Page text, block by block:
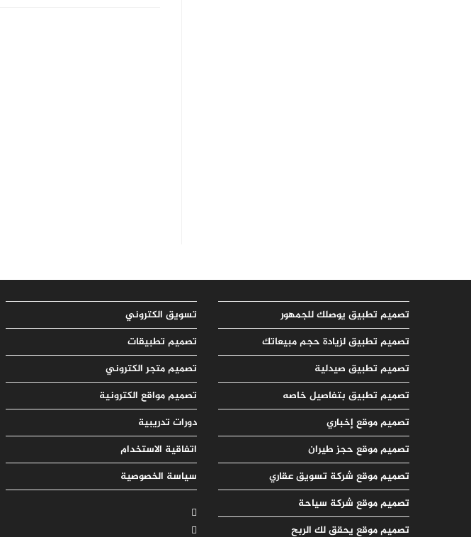
تسويق الكتروني
تصميم تطبيقات
تصميم متجر الكتروني
تصميم مواقع الكترونية
دورات تدريبية
اتفاقية الاستخدام
سياسة الخصوصية
تصميم تطبيق يوصلك للجمهور
تصميم تطبيق لزيادة حجم مبيعاتك
تصميم تطبيق صيدلية
تصميم تطبيق بتفاصيل خاصه
تصميم موقع إخباري
تصميم موقع حجز طيران
تصميم موقع شركة تسويق عقاري
تصميم موقع شركة سياحة
تصميم موقع يحقق لك الربح